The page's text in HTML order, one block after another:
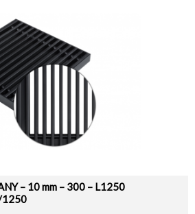
– 10 mm – 300 – L1250
1250